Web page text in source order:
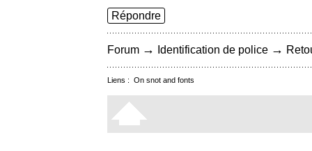
Répondre
Forum → Identification de police →
Liens : On snot and fonts